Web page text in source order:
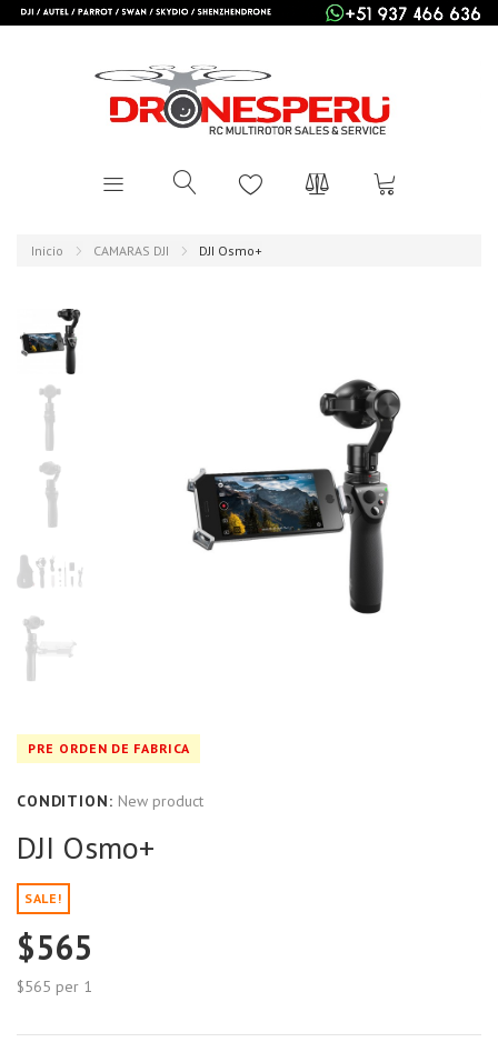
Inicio CAMARAS DJI DJI Osmo+
PRE ORDEN DE FABRICA
CONDITION: New product
DJI Osmo+
SALE!
$565
$565 per 1